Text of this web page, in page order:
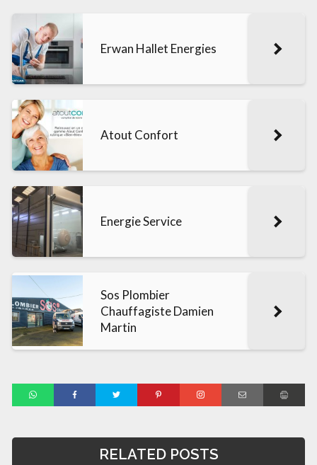
Erwan Hallet Energies
Atout Confort
Energie Service
Sos Plombier
Chauffagiste Damien
Martin
RELATED POSTS